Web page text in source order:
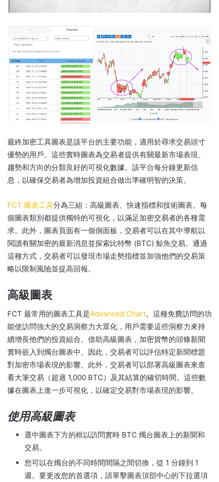
最終加密工具圖表是該平台的主要功能，適用於尋求交易頭寸
優勢的用戶。 這些實時圖表為交易者提供有關最新市場表現、
趨勢和方向的分類良好的可視化數據。 該平台每分鐘更新信
息，以確保交易者為增加投資組合做出準確明智的決策。
FCT 圖表工具分為三組：高級圖表、快速指標和技術圖表。 每
個圖表類別都提供獨特的可視化，以滿足加密交易者的各種需
求。 此外，圖表頁面有一個側面板，交易者可以在其中導航以
閱讀有關加密的最新消息並探索比特幣 (BTC) 鯨魚交易。 通過
這種方式，交易者可以發現市場走勢指標並加強他們的交易策
略以限制風險並提高回報。
高級圖表
FCT 最常用的圖表工具是Advanced Chart。 這種免費訪問的功
能使訪問強大的交易洞察力大眾化，用戶需要這些洞察力來持
續增長他們的投資組合。 借助高級圖表，加密貨幣的頭條新聞
實時嵌入到燭台圖表中。 因此，交易者可以評估特定新聞標題
對加密市場表現的影響。 此外，交易者可以部署高級圖表來查
看大筆交易（超過 1,000 BTC）及其結算的確切時間。 這些數
據在圖表上進一步可視化，以確定交易對市場表現的影響。
使用高級圖表
選中圖表下方的框以訪問實時 BTC 燭台圖表上的新聞和
交易。
您可以在燭台的不同時間間隔之間切換，從 1 分鐘到 1
週。 要更改您的首選項，請單擊圖表頂部中心的下拉選項